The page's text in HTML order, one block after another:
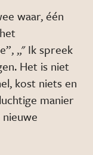
waar, één
„" Ik spreek
Het is niet
kost niets en
manier